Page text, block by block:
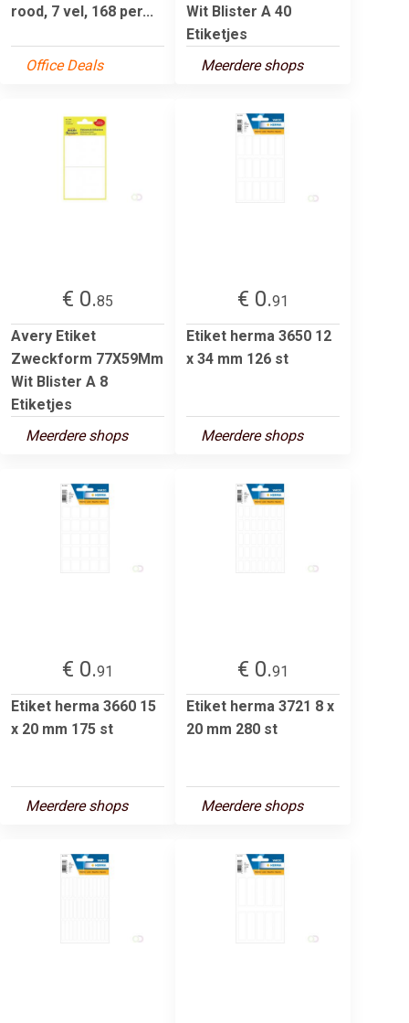
rood, 7 vel, 168 per...
Office Deals
Wit Blister A 40
Etiketjes
Meerdere shops
€ 0.85
Avery Etiket
Zweckform 77X59Mm
Wit Blister A 8
Etiketjes
Meerdere shops
€ 0.91
Etiket herma 3650 12
x 34 mm 126 st
Meerdere shops
€ 0.91
Etiket herma 3660 15
x 20 mm 175 st
Meerdere shops
€ 0.91
Etiket herma 3721 8 x
20 mm 280 st
Meerdere shops